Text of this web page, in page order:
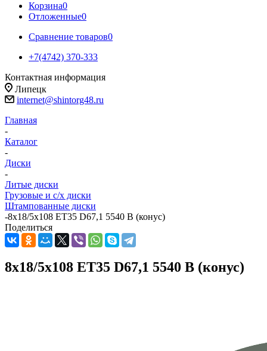
Корзина0
Отложенные0
Сравнение товаров0
+7(4742) 370-333
Контактная информация
Липецк
internet@shintorg48.ru
Главная
-
Каталог
-
Диски
-
Литые диски
Грузовые и с/х диски
Штампованные диски
-8x18/5x108 ET35 D67,1 5540 B (конус)
Поделиться
8x18/5x108 ET35 D67,1 5540 B (конус)